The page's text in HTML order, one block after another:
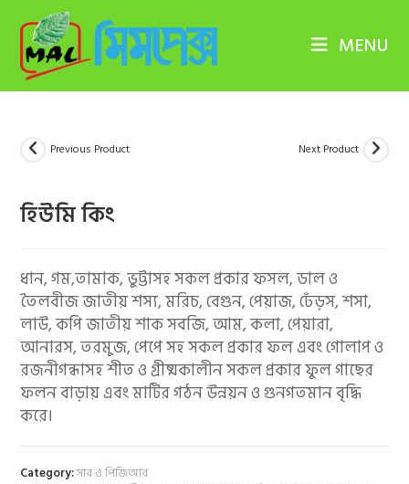
content
MENU
Previous Product Next Product
হিউমি কিং
ধান, গম,তামাক, ভুট্টাসহ সকল প্রকার ফসল, ডাল ও
তৈলবীজ জাতীয় শস্য, মরিচ, বেগুন, পেয়াজ, ঢেঁড়স, শসা,
লাউ, কপি জাতীয় শাক সবজি, আম, কলা, পেয়ারা,
আনারস, তরমুজ, পেপে সহ সকল প্রকার ফল এবং গোলাপ ও
রজনীগন্ধাসহ শীত ও গ্রীষ্মকালীন সকল প্রকার ফুল গাছের
ফলন বাড়ায় এবং মাটির গঠন উন্নয়ন ও গুনগতমান বৃদ্ধি
করে।
Category:সার ও পিজিআর